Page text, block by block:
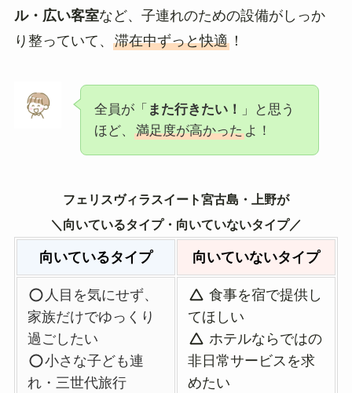
ル・広い客室など、子連れのための設備がしっか
り整っていて、 滞在中ずっと快適！
全員が「 また行きたい！
」と思う
ほど、
満足度が高かったよ！
フェリスヴィラスイート宮古島・上野が
＼向いているタイプ・向いていないタイプ／
向いているタイプ 向いていないタイプ
人目を気にせず、
家族だけでゆっくり
過ごしたい
小さな子ども連
れ・三世代旅行
食事を宿で提供し
てほしい
ホテルならではの
非日常サービスを求
めたい